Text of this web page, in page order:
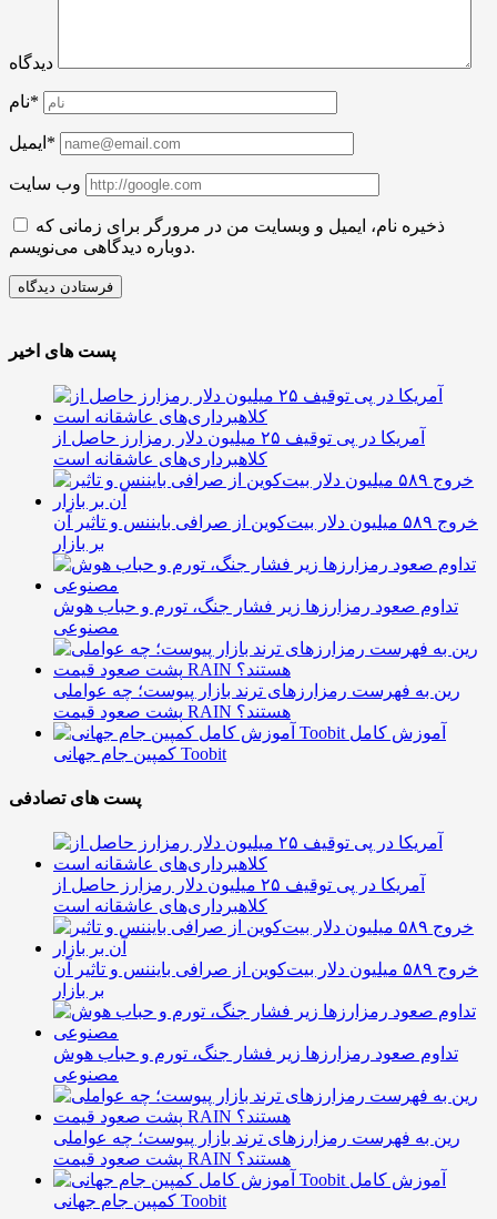
دیدگاه
نام*
ایمیل*
وب سایت
ذخیره نام، ایمیل و وبسایت من در مرورگر برای زمانی که
دوباره دیدگاهی می‌نویسم.
پست های اخیر
آمریکا در پی توقیف ۲۵ میلیون دلار رمزارز حاصل از
کلاهبرداری‌های عاشقانه است
خروج ۵۸۹ میلیون دلار بیت‌کوین از صرافی بایننس و تاثیر آن
بر بازار
تداوم صعود رمزارزها زیر فشار جنگ، تورم و حباب هوش
مصنوعی
رین به فهرست رمزارزهای ترند بازار پیوست؛ چه عواملی
پشت صعود قیمت RAIN هستند؟
آموزش کامل
کمپین جام جهانی Toobit
پست های تصادفی
آمریکا در پی توقیف ۲۵ میلیون دلار رمزارز حاصل از
کلاهبرداری‌های عاشقانه است
خروج ۵۸۹ میلیون دلار بیت‌کوین از صرافی بایننس و تاثیر آن
بر بازار
تداوم صعود رمزارزها زیر فشار جنگ، تورم و حباب هوش
مصنوعی
رین به فهرست رمزارزهای ترند بازار پیوست؛ چه عواملی
پشت صعود قیمت RAIN هستند؟
آموزش کامل
کمپین جام جهانی Toobit